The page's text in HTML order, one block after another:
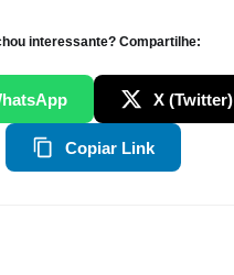
interessante? Compartilhe:
X (Twitter)
Copiar Link